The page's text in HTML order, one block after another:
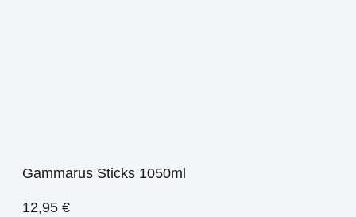
Gammarus Sticks 1050ml
12,95 €